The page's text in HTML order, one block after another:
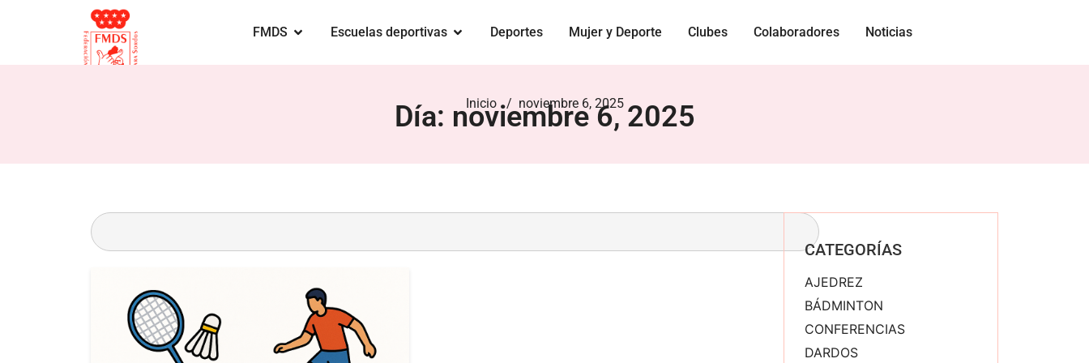
FMDS Escuelas deportivas Deportes Mujer y Deporte Clubes Colaboradores Noticias
Inicio/ noviembre 6, 2025
Día: noviembre 6, 2025
CATEGORÍAS
AJEDREZ
BÁDMINTON
CONFERENCIAS
DARDOS